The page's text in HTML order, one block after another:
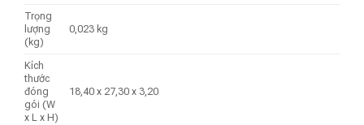
Trọng
lượng
(kg)
0,023 kg
Kích
thước
đóng
gói (W
x L x H)
18,40 x 27,30 x 3,20